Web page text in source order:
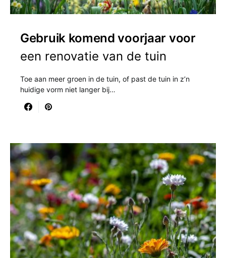
Gebruik komend voorjaar voor
een renovatie van de tuin
Toe aan meer groen in de tuin, of past de tuin in z’n
huidige vorm niet langer bij…